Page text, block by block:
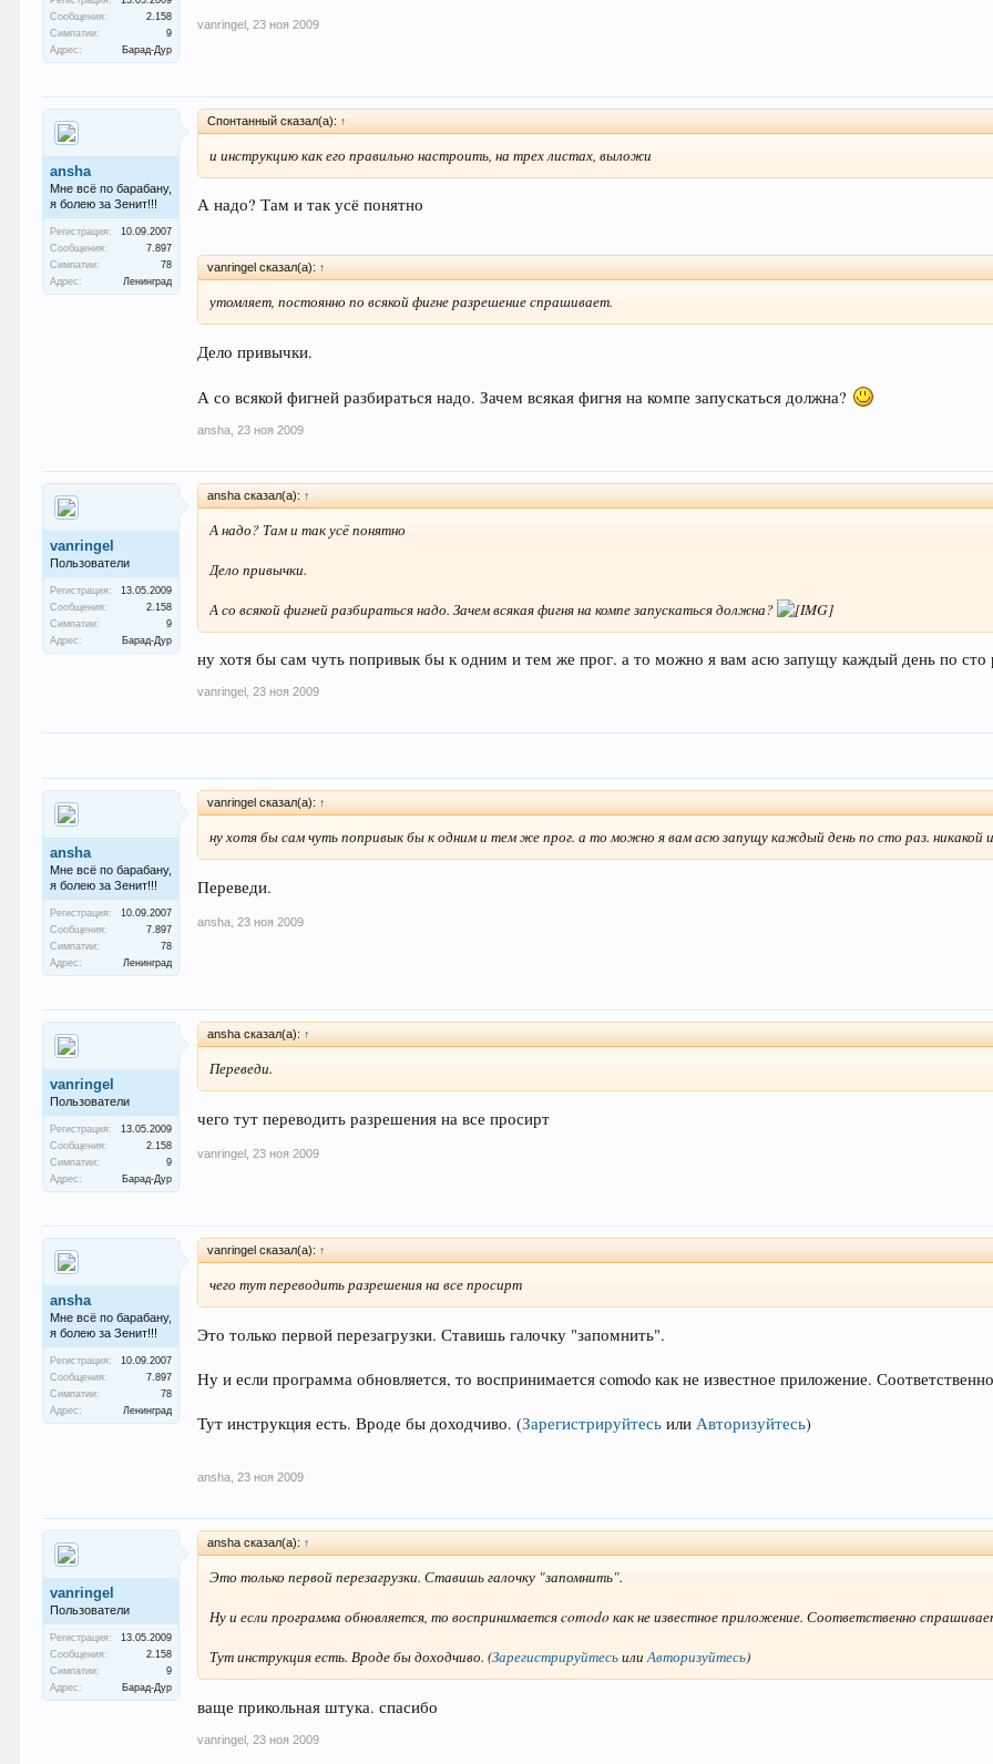
Сообщения:
2.158
Симпатии:
9
Адрес:
Барад-Дур
vanringel 23 ноя 2009
ansha
Мне всё по барабану,
я болею за Зенит!!!
Регистрация:
10.09.2007
Сообщения:
7.897
Симпатии:
78
Адрес:
Ленинград
Спонтанный сказал(а): ↑
и инструкцию как его правильно настроить, на трех листах, выложи
А надо? Там и так усё понятно
vanringel сказал(а): ↑
утомляет, постоянно по всякой фигне разрешение спрашивает.
Дело привычки.
А со всякой фигней разбираться надо. Зачем всякая фигня на компе запускаться должна?
ansha 23 ноя 2009
vanringel
Пользователи
Регистрация:
13.05.2009
Сообщения:
2.158
Симпатии:
9
Адрес:
Барад-Дур
ansha сказал(а): ↑
А надо? Там и так усё понятно
Дело привычки.
А со всякой фигней разбираться надо. Зачем всякая фигня на компе запускаться должна?
ну хотя бы сам чуть попривык бы к одним и тем же прог. а то можно я вам асю запущу каждый день по сто
vanringel 23 ноя 2009
ansha
Мне всё по барабану,
я болею за Зенит!!!
Регистрация:
10.09.2007
Сообщения:
7.897
Симпатии:
78
Адрес:
Ленинград
vanringel сказал(а): ↑
ну хотя бы сам чуть попривык бы к одним и тем же прог. а то можно я вам асю запущу каждый день по сто раз. никакой
Переведи.
ansha 23 ноя 2009
vanringel
Пользователи
Регистрация:
13.05.2009
Сообщения:
2.158
Симпатии:
9
Адрес:
Барад-Дур
ansha сказал(а): ↑
Переведи.
чего тут переводить разрешения на все просирт
vanringel 23 ноя 2009
ansha
Мне всё по барабану,
я болею за Зенит!!!
Регистрация:
10.09.2007
Сообщения:
7.897
Симпатии:
78
Адрес:
Ленинград
vanringel сказал(а): ↑
чего тут переводить разрешения на все просирт
Это только первой перезагрузки. Ставишь галочку "запомнить".
Ну и если программа обновляется, то воспринимается comodo как не известное приложение.
Тут инструкция есть. Вроде бы доходчиво.(Зарегистрируйтесь илиАвторизуйтесь)
ansha 23 ноя 2009
vanringel
Пользователи
Регистрация:
13.05.2009
Сообщения:
2.158
Симпатии:
9
Адрес:
Барад-Дур
ansha сказал(а): ↑
Это только первой перезагрузки. Ставишь галочку "запомнить".
Ну и если программа обновляется, то воспринимается comodo как не известное приложение. Соответственно
Тут инструкция есть. Вроде бы доходчиво.(ЗарегистрируйтесьилиАвторизуйтесь)
ваще прикольная штука. спасибо
vanringel 23 ноя 2009